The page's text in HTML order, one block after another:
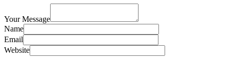
Your Message
Name
Email
Website